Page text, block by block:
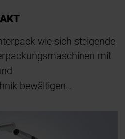
wie sich steigende
mit
bewältigen…